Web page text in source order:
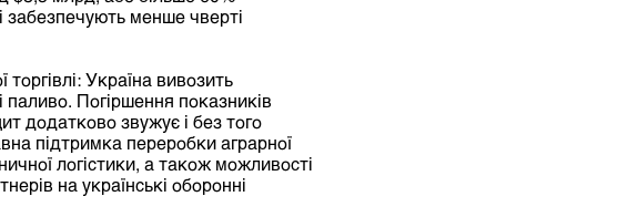
забезпечують менше чверті
Україна вивозить
Погіршення показників
додатково звужує і без того
підтримка переробки аграрної
логістики, а також можливості
на українські оборонні